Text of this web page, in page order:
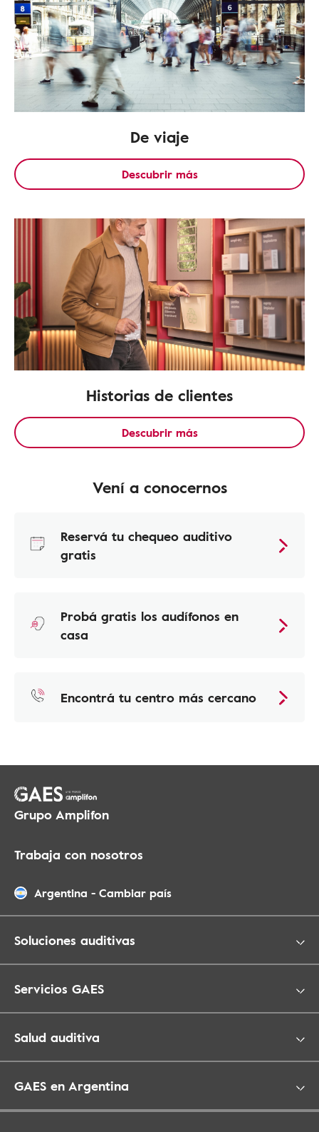
De viaje
Descubrir más
Historias de clientes
Descubrir más
Vení a conocernos
Reservá tu chequeo auditivo
gratis
Probá gratis los audífonos en
casa
Encontrá tu centro más cercano
Grupo Amplifon
Trabaja con nosotros
Argentina - Cambiar país
Soluciones auditivas
Servicios GAES
Salud auditiva
GAES en Argentina